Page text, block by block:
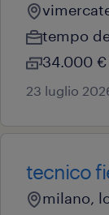
tempo
34.000
23 luglio
tecnico
milano,